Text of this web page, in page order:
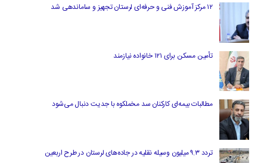
۱۲ مرکز آموزش فنی و حرفه‌ای لرستان تجهیز و ساماندهی شد
تأمین مسکن برای ۱۲۱ خانواده نیازمند
مطالبات بیمه‌ای کارکنان سد مخملکوه با جدیت دنبال می‌شود
تردد ۹.۳ میلیون وسیله نقلیه در جاده‌های لرستان در طرح اربعین